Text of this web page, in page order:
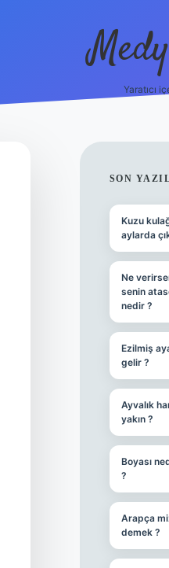
Yaratıcı
SON
Kuzu
aylarda
Ne
senin
nedir ?
Ezilmiş
gelir ?
Ayvalık
yakın ?
Boyası
?
Arapça
demek ?
vdcasino yeni